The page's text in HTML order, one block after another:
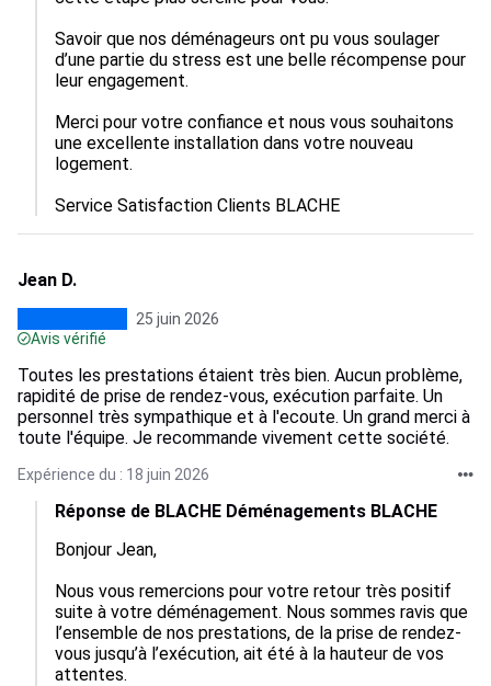
Savoir que nos déménageurs ont pu vous soulager
d’une partie du stress est une belle récompense pour
leur engagement.
Merci pour votre confiance et nous vous souhaitons
une excellente installation dans votre nouveau
logement.
Service Satisfaction Clients BLACHE
Jean D.
25 juin 2026
Avis vérifié
Toutes les prestations étaient très bien. Aucun problème,
rapidité de prise de rendez-vous, exécution parfaite. Un
personnel très sympathique et à l'ecoute. Un grand merci à
toute l'équipe. Je recommande vivement cette société.
Expérience du : 18 juin 2026
Réponse de BLACHE Déménagements BLACHE
Bonjour Jean,
Nous vous remercions pour votre retour très positif
suite à votre déménagement. Nous sommes ravis que
l’ensemble de nos prestations, de la prise de rendez-
vous jusqu’à l’exécution, ait été à la hauteur de vos
attentes.